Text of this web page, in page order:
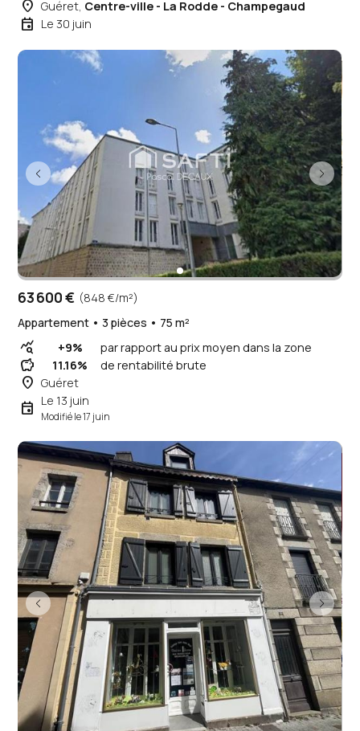
place Guéret, Centre-ville - La Rodde - Champegaud
event Le 30 juin
63 600 € (848 €/m²)
Appartement • 3 pièces • 75 m²
query_stats +9% par rapport au prix moyen dans la zone
savings 11.16% de rentabilité brute
place Guéret
event Le 13 juin
Modifié le 17 juin